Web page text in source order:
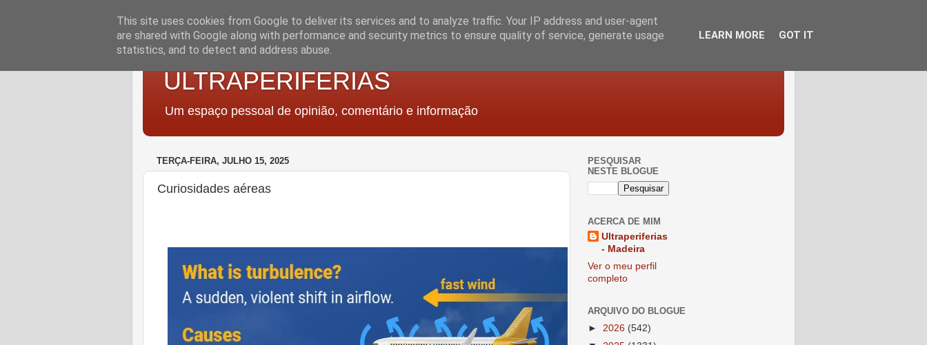
ULTRAPERIFERIAS
Um espaço pessoal de opinião, comentário e informação
TERÇA-FEIRA, JULHO 15, 2025
Curiosidades aéreas
PESQUISAR
NESTE BLOGUE
ACERCA DE MIM
Ultraperiferias
- Madeira
Ver o meu perfil
completo
ARQUIVO DO BLOGUE
► 2026 (542)
This site uses cookies from Google to deliver its services and to analyze traffic. Your IP address and user-agent
are shared with Google along with performance and security metrics to ensure quality of service, generate usage
statistics, and to detect and address abuse.
LEARN MORE GOT IT